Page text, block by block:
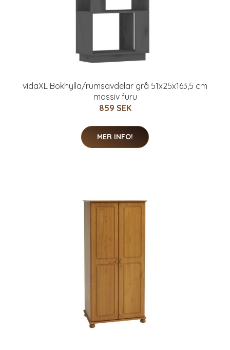
vidaXL Bokhylla/rumsavdelar grå 51x25x163,5 cm
massiv furu
859 SEK
MER INFO!